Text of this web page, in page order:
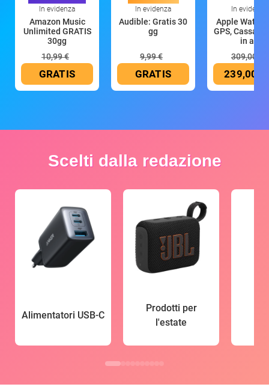
In evidenza
Amazon Music
Unlimited GRATIS
30gg
10,99 €
GRATIS
In evidenza
Audible: Gratis 30
gg
9,99 €
GRATIS
In evidenza
Apple Watch
GPS, Cassa
in all
309,00 €
239,00 €
Scelti dalla redazione
Alimentatori USB-C
Prodotti per
l'estate